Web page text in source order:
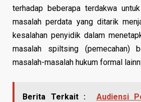
terhadap beberapa terdakwa
masalah perdata yang ditarik
kesalahan penyidik dalam
masalah spiltsing (pemecahan)
masalah-masalah hukum formal
Berita Terkait :
Audiensi